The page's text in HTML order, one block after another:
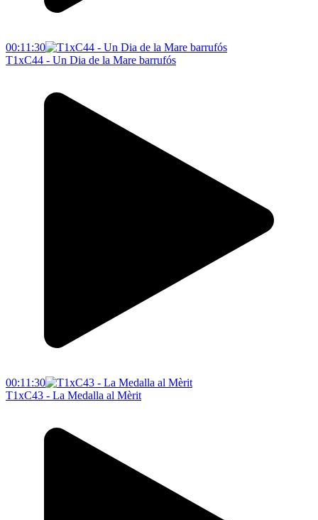
00:11:30
T1xC44 - Un Dia de la Mare barrufós
00:11:30
T1xC43 - La Medalla al Mèrit